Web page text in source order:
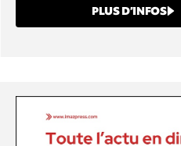
PLUS D’INFOS